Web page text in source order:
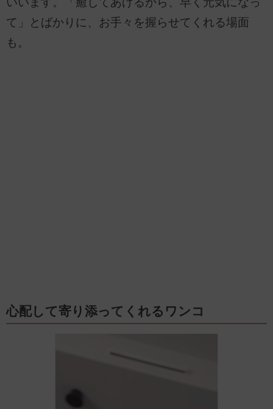
て」とばかりに、お手々を握らせてくれる場面
も。
心配して寄り添ってくれるワンコ